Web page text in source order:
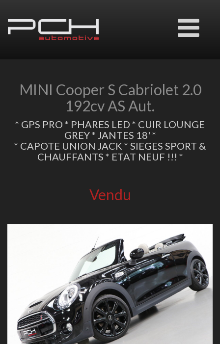
Ouvrir
le
MINI Cooper S Cabriolet 2.0
192cv AS Aut.
* GPS PRO * PHARES LED * CUIR LOUNGE
GREY * JANTES 18' *
* CAPOTE UNION JACK * SIEGES SPORT &
CHAUFFANTS * ETAT NEUF !!! *
Vendu